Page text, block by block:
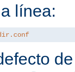
línea: